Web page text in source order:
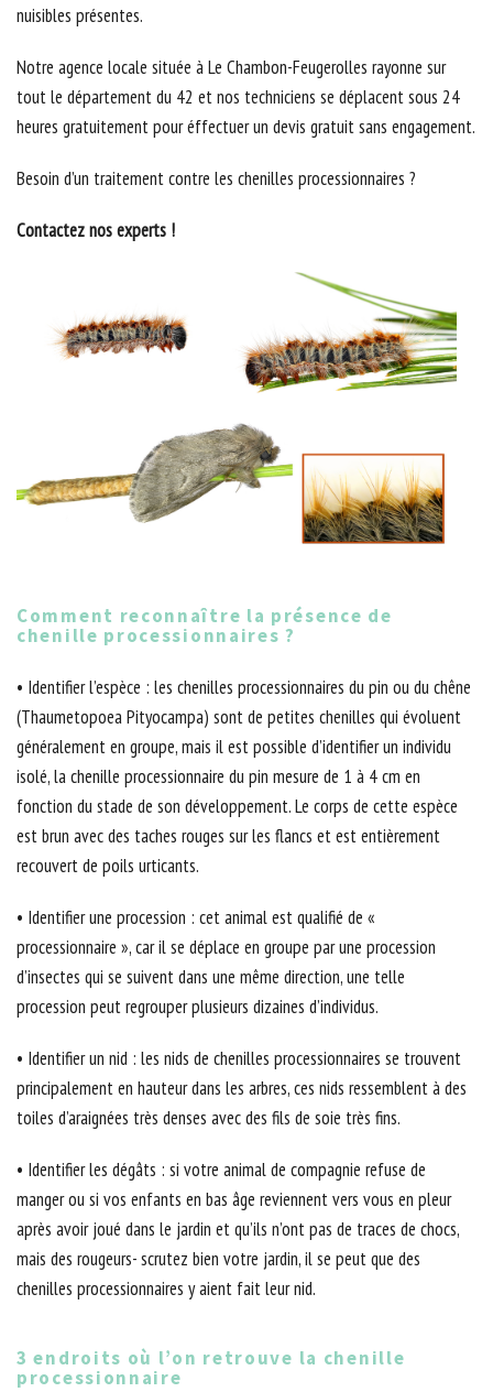
nuisibles présentes.
Notre agence locale située à Le Chambon-Feugerolles rayonne sur
tout le département du 42 et nos techniciens se déplacent sous 24
heures gratuitement pour éffectuer un devis gratuit sans engagement.
Besoin d’un traitement contre les chenilles processionnaires ?
Contactez nos experts !
Comment reconnaître la présence de
chenille processionnaires ?
• Identifier l’espèce : les chenilles processionnaires du pin ou du chêne
(Thaumetopoea Pityocampa) sont de petites chenilles qui évoluent
généralement en groupe, mais il est possible d’identifier un individu
isolé, la chenille processionnaire du pin mesure de 1 à 4 cm en
fonction du stade de son développement. Le corps de cette espèce
est brun avec des taches rouges sur les flancs et est entièrement
recouvert de poils urticants.
• Identifier une procession : cet animal est qualifié de «
processionnaire », car il se déplace en groupe par une procession
d’insectes qui se suivent dans une même direction, une telle
procession peut regrouper plusieurs dizaines d’individus.
• Identifier un nid : les nids de chenilles processionnaires se trouvent
principalement en hauteur dans les arbres, ces nids ressemblent à des
toiles d’araignées très denses avec des fils de soie très fins.
• Identifier les dégâts : si votre animal de compagnie refuse de
manger ou si vos enfants en bas âge reviennent vers vous en pleur
après avoir joué dans le jardin et qu’ils n’ont pas de traces de chocs,
mais des rougeurs- scrutez bien votre jardin, il se peut que des
chenilles processionnaires y aient fait leur nid.
3 endroits où l’on retrouve la chenille
processionnaire